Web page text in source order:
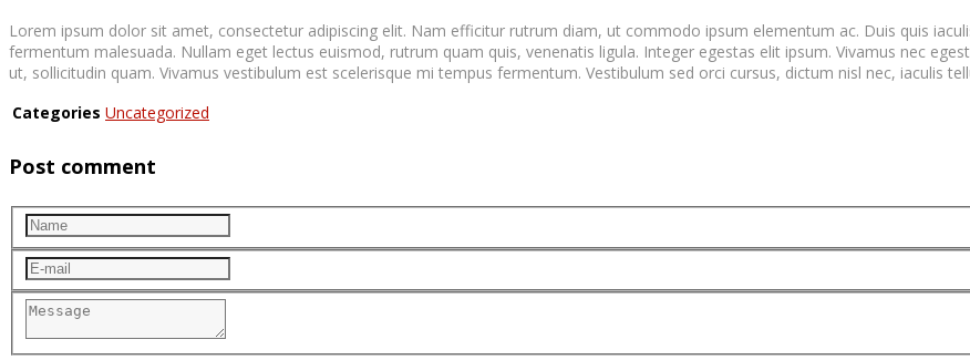
Lorem ipsum dolor sit amet, consectetur adipiscing elit. Nam efficitur rutrum diam, ut commodo ipsum elementum ac. Duis quis
fermentum malesuada. Nullam eget lectus euismod, rutrum quam quis, venenatis ligula. Integer egestas elit ipsum. Vivamus nec
ut, sollicitudin quam. Vivamus vestibulum est scelerisque mi tempus fermentum. Vestibulum sed orci cursus, dictum nisl nec, iaculis
Categories Uncategorized
Post comment